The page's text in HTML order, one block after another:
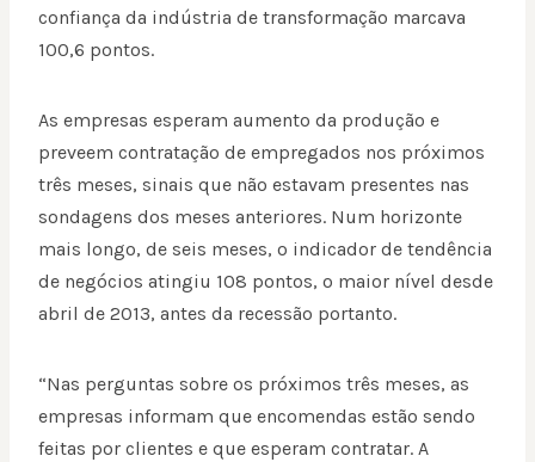
confiança da indústria de transformação marcava
100,6 pontos.
As empresas esperam aumento da produção e
preveem contratação de empregados nos próximos
três meses, sinais que não estavam presentes nas
sondagens dos meses anteriores. Num horizonte
mais longo, de seis meses, o indicador de tendência
de negócios atingiu 108 pontos, o maior nível desde
abril de 2013, antes da recessão portanto.
“Nas perguntas sobre os próximos três meses, as
empresas informam que encomendas estão sendo
feitas por clientes e que esperam contratar. A